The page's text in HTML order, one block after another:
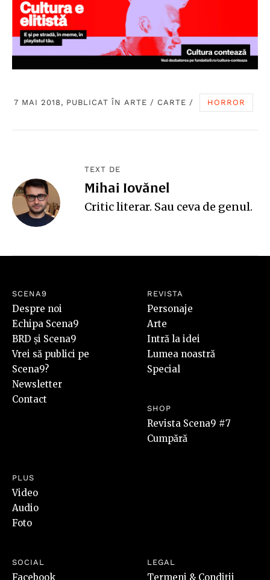
7 MAI 2018, PUBLICAT ÎN ARTE / CARTE / HORROR
TEXT DE
Mihai Iovănel
Critic literar. Sau ceva de genul.
SCENA9
Despre noi
Echipa Scena9
BRD și Scena9
Vrei să publici pe
Scena9?
Newsletter
Contact
REVISTA
Personaje
Arte
Intră la idei
Lumea noastră
Special
SHOP
Revista Scena9 #7
Cumpără
PLUS
Video
Audio
Foto
SOCIAL
Facebook
LEGAL
Termeni & Condiții